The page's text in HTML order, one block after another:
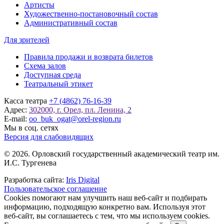
Артисты
Художественно-постановочный состав
Административный состав
Для зрителей
Правила продажи и возврата билетов
Схема залов
Доступная среда
Театральный этикет
Касса театра +7 (4862) 76-16-39
Адрес: 302000, г. Орел, пл. Ленина, 2
E-mail: oo_buk_ogat@orel-region.ru
Мы в соц. сетях
Версия для слабовидящих
© 2026. Орловский государственный академический театр им.
И.С. Тургенева
Разработка сайта: Iris Digital
Пользовательское соглашение
Cookies помогают нам улучшить наш веб-сайт и подбирать
информацию, подходящую конкретно вам. Используя этот
веб-сайт, вы соглашаетесь с тем, что мы используем cookies.